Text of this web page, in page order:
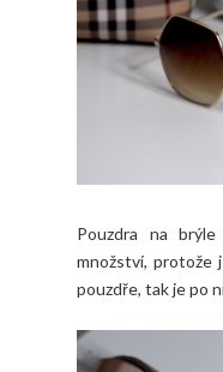
Pouzdra na
množství, protože
pouzdře, tak je po